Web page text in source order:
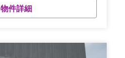
物件詳細